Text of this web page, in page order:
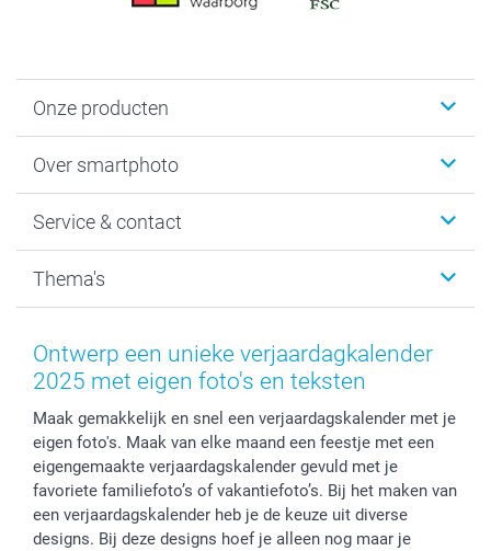
Onze producten
Fotoboeken
Fotocadeaus
Kaarten
Over smartphoto
Vacatures
Bestelproces
Herroepingsrecht
Privacy
Reviews
Prijslijst
Investor Relations
Service & contact
Tevredenheidsgarantie
Mijn orderstatus
smartbonus
service@smartphoto.nl
Affiliate partnerprogramma
Partnerships
Influencer partnerprogramma
Thema's
Baby
Moederdag
Huwelijk
Ontwerp een unieke verjaardagkalender
2025 met eigen foto's en teksten
Maak gemakkelijk en snel een verjaardagskalender met je
eigen foto's. Maak van elke maand een feestje met een
eigengemaakte verjaardagskalender gevuld met je
favoriete familiefoto’s of vakantiefoto’s. Bij het maken van
een verjaardagskalender heb je de keuze uit diverse
designs. Bij deze designs hoef je alleen nog maar je